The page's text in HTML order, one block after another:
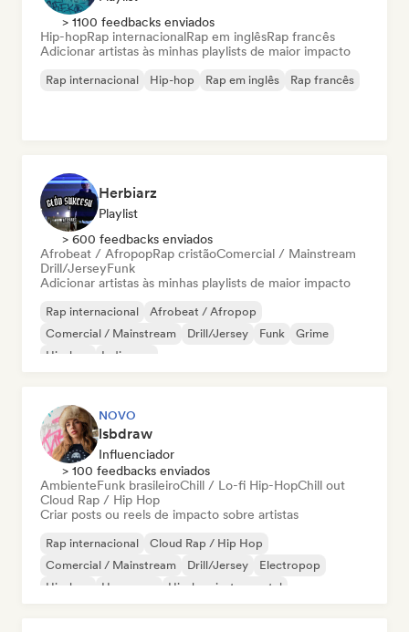
> 1100 feedbacks enviados
Hip-hopRap internacionalRap em inglêsRap francês
Adicionar artistas às minhas playlists de maior impacto
Rap internacional Hip-hop Rap em inglês Rap francês
Herbiarz
Playlist
> 600 feedbacks enviados
Afrobeat / AfropopRap cristãoComercial / Mainstream
Drill/JerseyFunk
Adicionar artistas às minhas playlists de maior impacto
Rap internacional
Afrobeat / Afropop
Comercial / Mainstream
Drill/Jersey Funk
Grime
Hip-hop
Indie pop
NOVO
lsbdraw
Influenciador
> 100 feedbacks enviados
AmbienteFunk brasileiroChill / Lo-fi Hip-HopChill out
Cloud Rap / Hip Hop
Criar posts ou reels de impacto sobre artistas
Rap internacional
Cloud Rap / Hip Hop
Comercial / Mainstream
Drill/Jersey
Electropop
Hip-hop
Hyperpop Hip-hop instrumental